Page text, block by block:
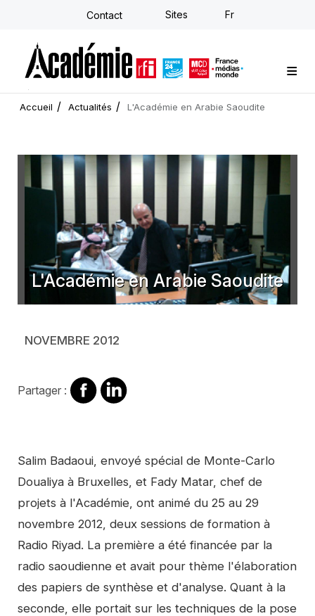
Aller
principal
Contact Sites Fr
Formations sur-mesure
Conseil stratégique
E-learning individuel
L'Académie
Actualités
Newsletter
Accueil Actualités L'Académie en Arabie Saoudite
L'Académie en Arabie Saoudite
NOVEMBRE 2012
Partager : Partager
sur
Partager
sur
Contenu
Salim Badaoui, envoyé spécial de Monte-Carlo
Doualiya à Bruxelles, et Fady Matar, chef de
projets à l'Académie, ont animé du 25 au 29
novembre 2012, deux sessions de formation à
Radio Riyad. La première a été financée par la
radio saoudienne et avait pour thème l'élaboration
des papiers de synthèse et d'analyse. Quant à la
seconde, elle portait sur les techniques de la pose